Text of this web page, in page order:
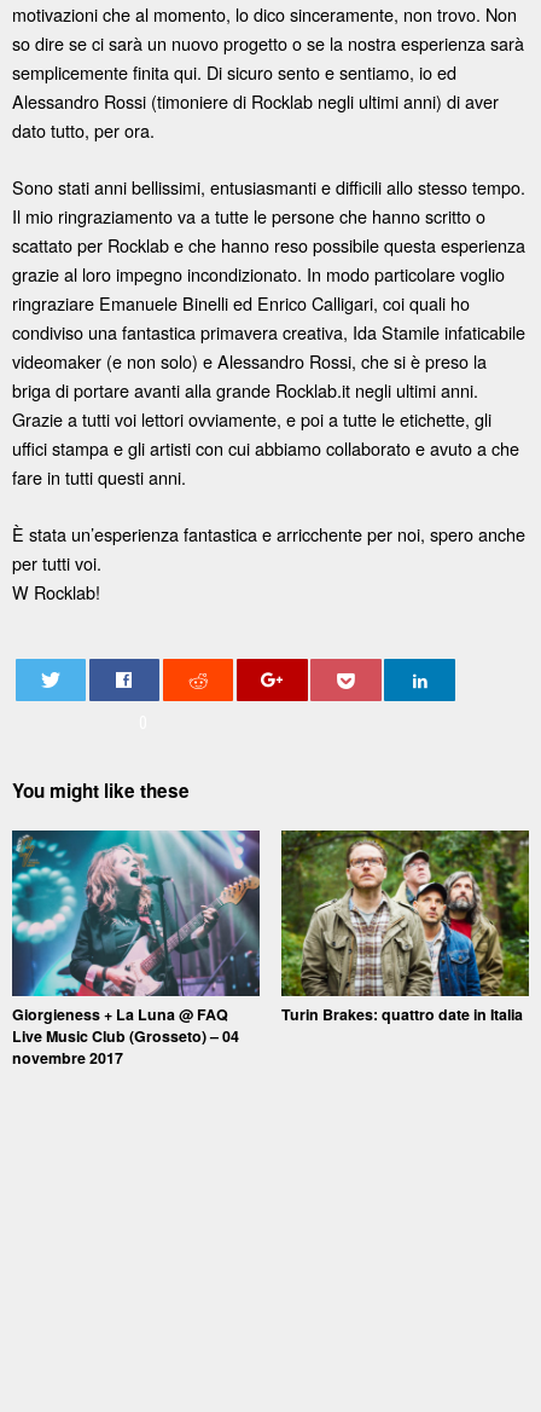
motivazioni che al momento, lo dico sinceramente, non trovo. Non
so dire se ci sarà un nuovo progetto o se la nostra esperienza sarà
semplicemente finita qui. Di sicuro sento e sentiamo, io ed
Alessandro Rossi (timoniere di Rocklab negli ultimi anni) di aver
dato tutto, per ora.
Sono stati anni bellissimi, entusiasmanti e difficili allo stesso tempo.
Il mio ringraziamento va a tutte le persone che hanno scritto o
scattato per Rocklab e che hanno reso possibile questa esperienza
grazie al loro impegno incondizionato. In modo particolare voglio
ringraziare Emanuele Binelli ed Enrico Calligari, coi quali ho
condiviso una fantastica primavera creativa, Ida Stamile infaticabile
videomaker (e non solo) e Alessandro Rossi, che si è preso la
briga di portare avanti alla grande Rocklab.it negli ultimi anni.
Grazie a tutti voi lettori ovviamente, e poi a tutte le etichette, gli
uffici stampa e gli artisti con cui abbiamo collaborato e avuto a che
fare in tutti questi anni.
È stata un’esperienza fantastica e arricchente per noi, spero anche
per tutti voi.
W Rocklab!
You might like these
Giorgieness + La Luna @ FAQ
Live Music Club (Grosseto) – 04
novembre 2017
Turin Brakes: quattro date in Italia